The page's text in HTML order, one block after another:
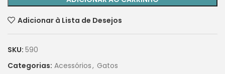
Adicionar à Lista de Desejos
SKU: 590
Categorias: Acessórios, Gatos